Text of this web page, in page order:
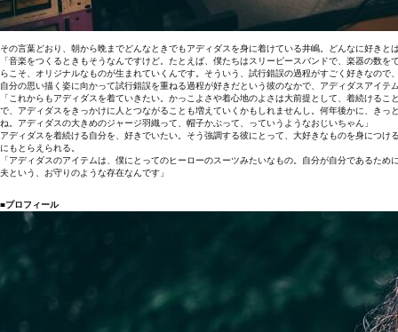
その言葉どおり、朝から晩までどんなときでもアディダスを身に着けている井嶋。どんなに好き
「音楽をつくるときもそうなんですけど。たとえば、僕たちはスリーピースバンドで、楽器の数
らこそ、オリジナルなものが生まれていくんです。そういう、試行錯誤の過程がすごく好きなの
自分の思い描く姿に向かって試行錯誤を重ねる過程が好きだという彼のなかで、アディダスアイ
「これからもアディダスを着ていきたい。かっこよさや着心地のよさは大前提として、着続ける
で、アディダスをきっかけに人とつながることも増えていくかもしれませんし。何年後かに、き
ね。アディダスの大きめのジャージ羽織って、帽子かぶって、っていうようなおじいちゃん」
アディダスを着続ける自分を、好きでいたい。そう強調する彼にとって、大好きなものを身につ
にもとらえられる。
「アディダスのアイテムは、僕にとってのヒーローのスーツみたいなもの。自分が自分であるた
夫という、お守りのような存在なんです」
■プロフィール​